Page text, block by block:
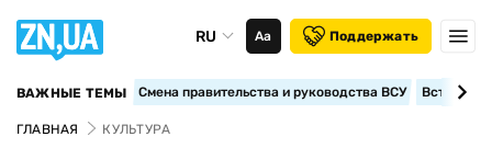
RU Аа Поддержать
ВАЖНЫЕ ТЕМЫ Смена правительства и руководства ВСУ
ГЛАВНАЯ КУЛЬТУРА